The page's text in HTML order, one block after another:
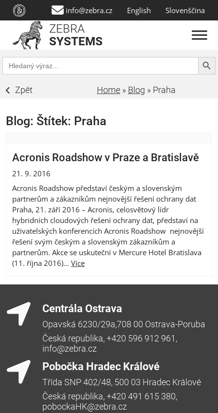
info@zebra.cz English Slovenščina
ZEBRA
SYSTEMS
Search
for:
Search
Zpět Home » Blog » Praha
Blog: Štítek: Praha
Acronis Roadshow v Praze a Bratislavě
21. 9. 2016
Acronis Roadshow představí českým a slovenským
partnerům a zákazníkům nejnovější řešení ochrany dat
Praha, 21. září 2016 – Acronis, celosvětový lídr
hybridních cloudových řešení ochrany dat, představí na
uživatelských konferencích Acronis Roadshow nejnovější
řešení svým českým a slovenským zákazníkům a
partnerům. Akce se uskuteční v Mercure Hotel Bratislava
(11. října 2016)... Více
Centrála Ostrava
Opavská 6230/29a,708 00 Ostrava-Poruba
Česká republika, +420 596 912 961,
info@zebra.cz
Pobočka Hradec Králové
Třída SNP 402/48, 500 03 Hradec Králové
Česká republika, +420 491 615 380,
pobockaHK@zebra.cz